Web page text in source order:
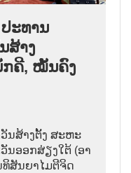
ະທານ
ສ້າງ
ກຄີ, ໝັ້ນຄົງ
ນສ້າງຕັ້ງ ສະຫະ
ນອອກສ່ຽງໃຕ້ (ອາ
ທິສັນຍາໄມຕີຈິດ